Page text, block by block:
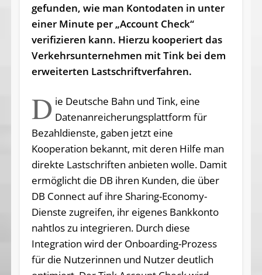
gefunden, wie man Kontodaten in unter
einer Minute per „Account Check“
verifizieren kann. Hierzu kooperiert das
Verkehrsunternehmen mit Tink bei dem
erweiterten Lastschriftverfahren.
D ie Deutsche Bahn und Tink, eine
Datenanreicherungsplattform für
Bezahldienste, gaben jetzt eine
Kooperation bekannt, mit deren Hilfe man
direkte Lastschriften anbieten wolle. Damit
ermöglicht die DB ihren Kunden, die über
DB Connect auf ihre Sharing-Economy-
Dienste zugreifen, ihr eigenes Bankkonto
nahtlos zu integrieren. Durch diese
Integration wird der Onboarding-Prozess
für die Nutzerinnen und Nutzer deutlich